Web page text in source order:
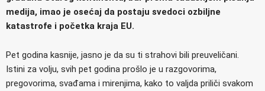
medija, imao je osećaj da postaju svedoci ozbiljne
katastrofe i početka kraja EU.
Pet godina kasnije, jasno je da su ti strahovi bili preuveličani.
Istini za volju, svih pet godina prošlo je u razgovorima,
pregovorima, svađama i mirenjima, kako to valjda priliči svakom